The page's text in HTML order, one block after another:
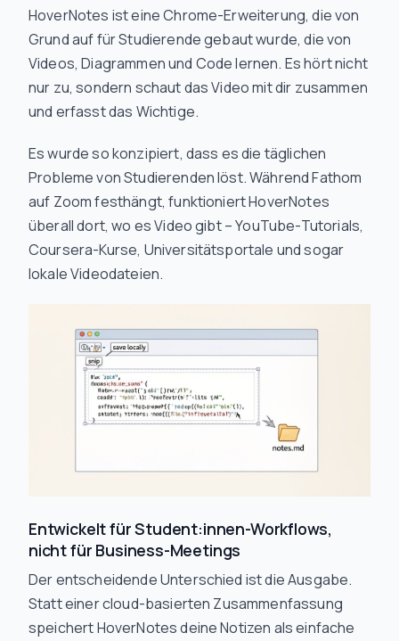
HoverNotes ist eine Chrome-Erweiterung, die von
Grund auf für Studierende gebaut wurde, die von
Videos, Diagrammen und Code lernen. Es hört nicht
nur zu, sondern schaut das Video mit dir zusammen
und erfasst das Wichtige.
Es wurde so konzipiert, dass es die täglichen
Probleme von Studierenden löst. Während Fathom
auf Zoom festhängt, funktioniert HoverNotes
überall dort, wo es Video gibt – YouTube-Tutorials,
Coursera-Kurse, Universitätsportale und sogar
lokale Videodateien.
Entwickelt für Student:innen-Workflows,
nicht für Business-Meetings
Der entscheidende Unterschied ist die Ausgabe.
Statt einer cloud-basierten Zusammenfassung
speichert HoverNotes deine Notizen als einfache